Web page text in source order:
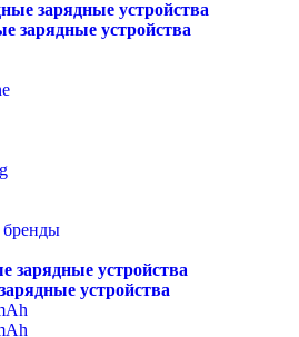
зарядные устройства
бренды
устройства